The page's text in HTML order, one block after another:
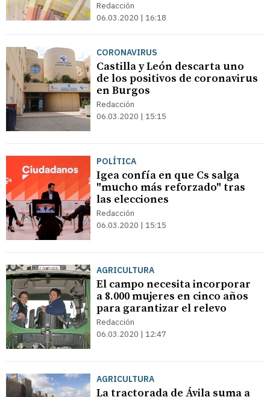
Redacción
06.03.2020 | 16:18
CORONAVIRUS
Castilla y León descarta uno
de los positivos de coronavirus
en Burgos
Redacción
06.03.2020 | 15:15
POLÍTICA
Igea confía en que Cs salga
"mucho más reforzado" tras
las elecciones
Redacción
06.03.2020 | 15:15
AGRICULTURA
El campo necesita incorporar
a 8.000 mujeres en cinco años
para garantizar el relevo
Redacción
06.03.2020 | 12:47
AGRICULTURA
La tractorada de Ávila suma a